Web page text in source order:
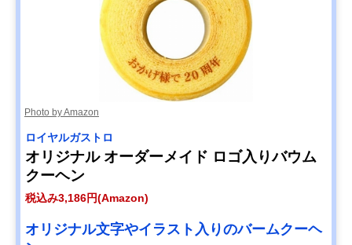
Photo by Amazon
ロイヤルガストロ
オリジナル オーダーメイド ロゴ入りバウム
クーヘン
税込み3,186円(Amazon)
オリジナル文字やイラスト入りのバームクーヘ